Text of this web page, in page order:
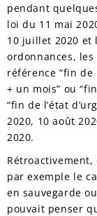
pendant
loi du 11 mai
10 juillet 2020 et
ordonnances,
référence “fin de
+ un mois” ou
“fin de l’état
2020, 10 août
2020.
par exemple le
en sauvegarde
pouvait penser